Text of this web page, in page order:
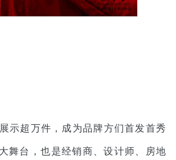
示超万件，成为品牌方们首发首秀
舞台，也是经销商、设计师、房地